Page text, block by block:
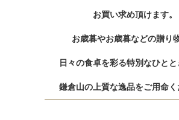
お買い求め頂けます。
お歳暮やお歳暮などの贈り
日々の食卓を彩る特別なひとと
鎌倉山の上質な逸品をご用命く